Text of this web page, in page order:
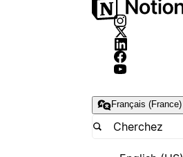
Français (France)